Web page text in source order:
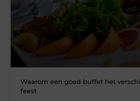
Waarom een goed buffet het
feest